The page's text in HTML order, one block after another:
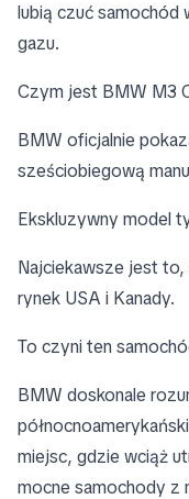
lubią czuć samochód
gazu.
Czym jest BMW M3
BMW oficjalnie
sześciobiegową
Ekskluzywny model
Najciekawsze jest
rynek USA i Kanady.
To czyni ten
BMW doskonale
miejsc, gdzie wciąż
mocne samochody z